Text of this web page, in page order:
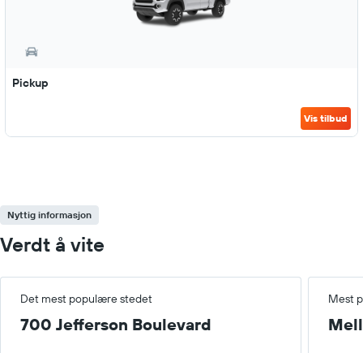
Pickup
Vis tilbud
Nyttig informasjon
Verdt å vite
Det mest populære stedet Mest
700 Jefferson Boulevard